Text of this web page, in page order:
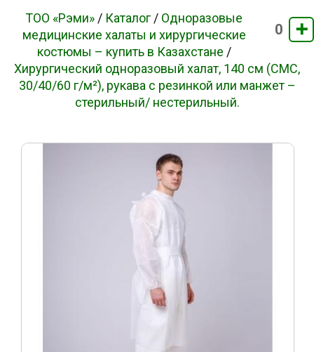
0 ➕
ТОО «Рэми» / Каталог / Одноразовые
медицинские халаты и хирургические
костюмы – купить в Казахстане /
Хирургический одноразовый халат, 140 см (СМС,
30/40/60 г/м²), рукава с резинкой или манжет –
стерильный/ нестерильный.